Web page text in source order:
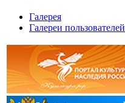
Галерея
Галереи пользователей